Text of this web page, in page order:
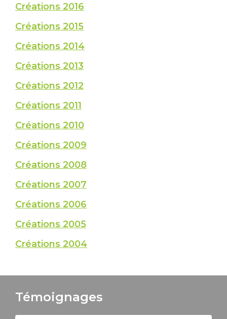
Créations 2016
Créations 2015
Créations 2014
Créations 2013
Créations 2012
Créations 2011
Créations 2010
Créations 2009
Créations 2008
Créations 2007
Créations 2006
Créations 2005
Créations 2004
Témoignages